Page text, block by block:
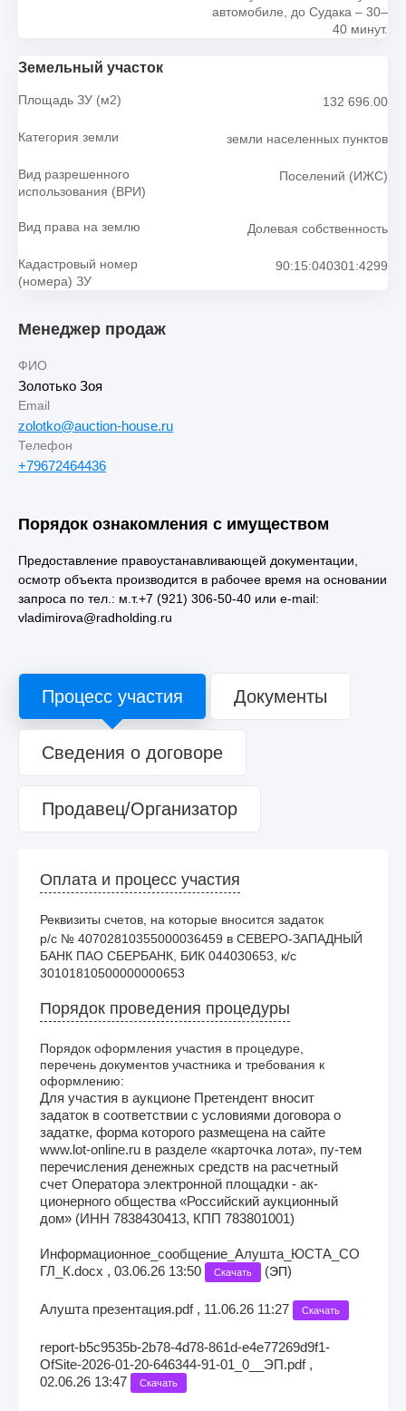
автомобиле, до Судака – 30–
40 минут.
Земельный участок
Площадь ЗУ (м2) 132 696.00
Категория земли земли населенных пунктов
Вид разрешенного
использования (ВРИ)
Поселений (ИЖС)
Вид права на землю Долевая собственность
Кадастровый номер
(номера) ЗУ
90:15:040301:4299
Менеджер продаж
ФИО
Золотько Зоя
Email
zolotko@auction-house.ru
Телефон
+79672464436
Порядок ознакомления с имуществом
Предоставление правоустанавливающей документации,
осмотр объекта производится в рабочее время на основании
запроса по тел.: м.т.+7 (921) 306-50-40 или e-mail:
vladimirova@radholding.ru
Процесс участия Документы
Сведения о договоре
Продавец/Организатор
Оплата и процесс участия
Реквизиты счетов, на которые вносится задаток
р/с № 40702810355000036459 в СЕВЕРО-ЗАПАДНЫЙ
БАНК ПАО СБЕРБАНК, БИК 044030653, к/с
30101810500000000653
Порядок проведения процедуры
Порядок оформления участия в процедуре,
перечень документов участника и требования к
оформлению:
Для участия в аукционе Претендент вносит
задаток в соответствии с условиями договора о
задатке, форма которого размещена на сайте
www.lot-online.ru в разделе «карточка лота», пу-тем
перечисления денежных средств на расчетный
счет Оператора электронной площадки - ак-
ционерного общества «Российский аукционный
дом» (ИНН 7838430413, КПП 783801001)
Информационное_сообщение_Алушта_ЮСТА_СО
ГЛ_К.docx , 03.06.26 13:50
Скачать (ЭП)
Алушта презентация.pdf , 11.06.26 11:27 Скачать
report-b5c9535b-2b78-4d78-861d-e4e77269d9f1-
OfSite-2026-01-20-646344-91-01_0__ЭП.pdf ,
02.06.26 13:47
Скачать